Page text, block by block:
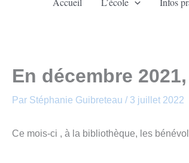
En décembre
Par Stéphanie Guibreteau / 3 juillet 2022
Ce mois-ci , à la bibliothèque, les